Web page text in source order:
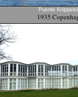
Puente
1935